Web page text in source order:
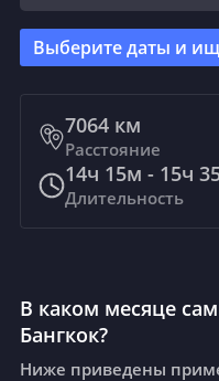
Выберите даты и
7064 км
Расстояние
14ч 15м - 15ч
Длительность
В каком месяце
Бангкок?
Ниже приведены